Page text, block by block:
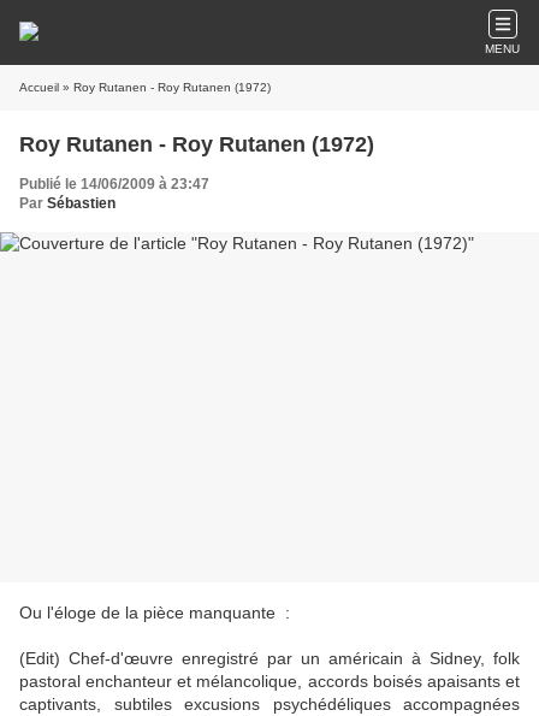
MENU
Accueil » Roy Rutanen - Roy Rutanen (1972)
Roy Rutanen - Roy Rutanen (1972)
Publié le 14/06/2009 à 23:47
Par Sébastien
Ou l'éloge de la pièce manquante :
(Edit) Chef-d'œuvre enregistré par un américain à Sidney, folk
pastoral enchanteur et mélancolique, accords boisés apaisants et
captivants, subtiles excusions psychédéliques accompagnées